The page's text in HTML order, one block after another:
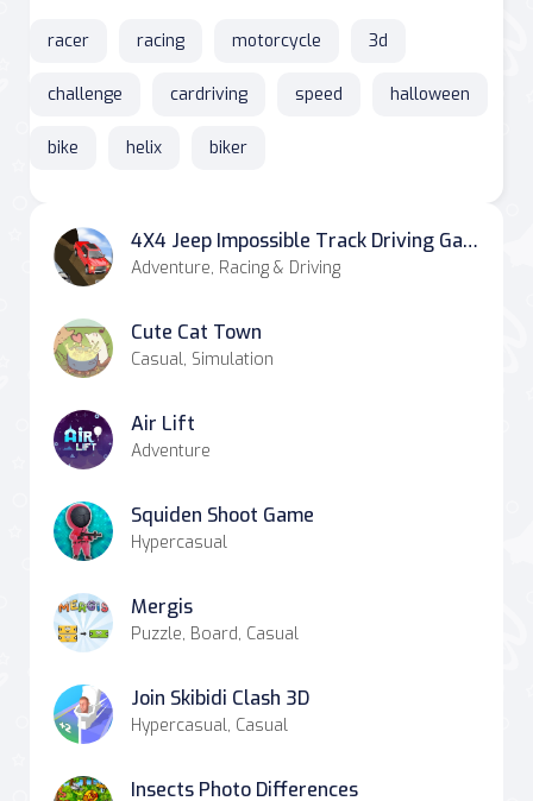
racer racing motorcycle 3d
challenge cardriving speed halloween
bike helix biker
4X4 Jeep Impossible Track Driving Game
Adventure, Racing & Driving
Cute Cat Town
Casual, Simulation
Air Lift
Adventure
Squiden Shoot Game
Hypercasual
Mergis
Puzzle, Board, Casual
Join Skibidi Clash 3D
Hypercasual, Casual
Insects Photo Differences